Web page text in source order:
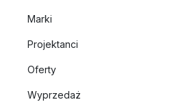
Marki
Projektanci
Oferty
Wyprzedaż